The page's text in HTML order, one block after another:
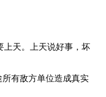
上天。上天说好事，坏
所有敌方单位造成真实